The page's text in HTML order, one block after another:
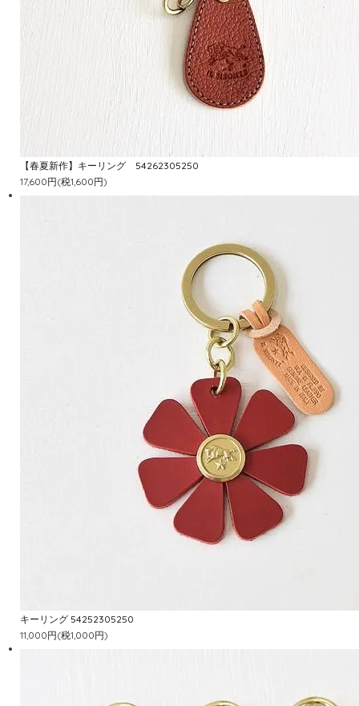
【春夏新作】キーリング 54262305250
17,600円(税1,600円)
キーリング 54252305250
11,000円(税1,000円)